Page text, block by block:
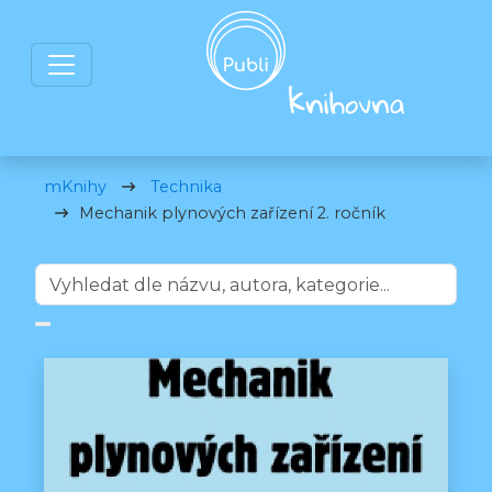
mKnihy
Technika
Mechanik plynových zařízení 2. ročník